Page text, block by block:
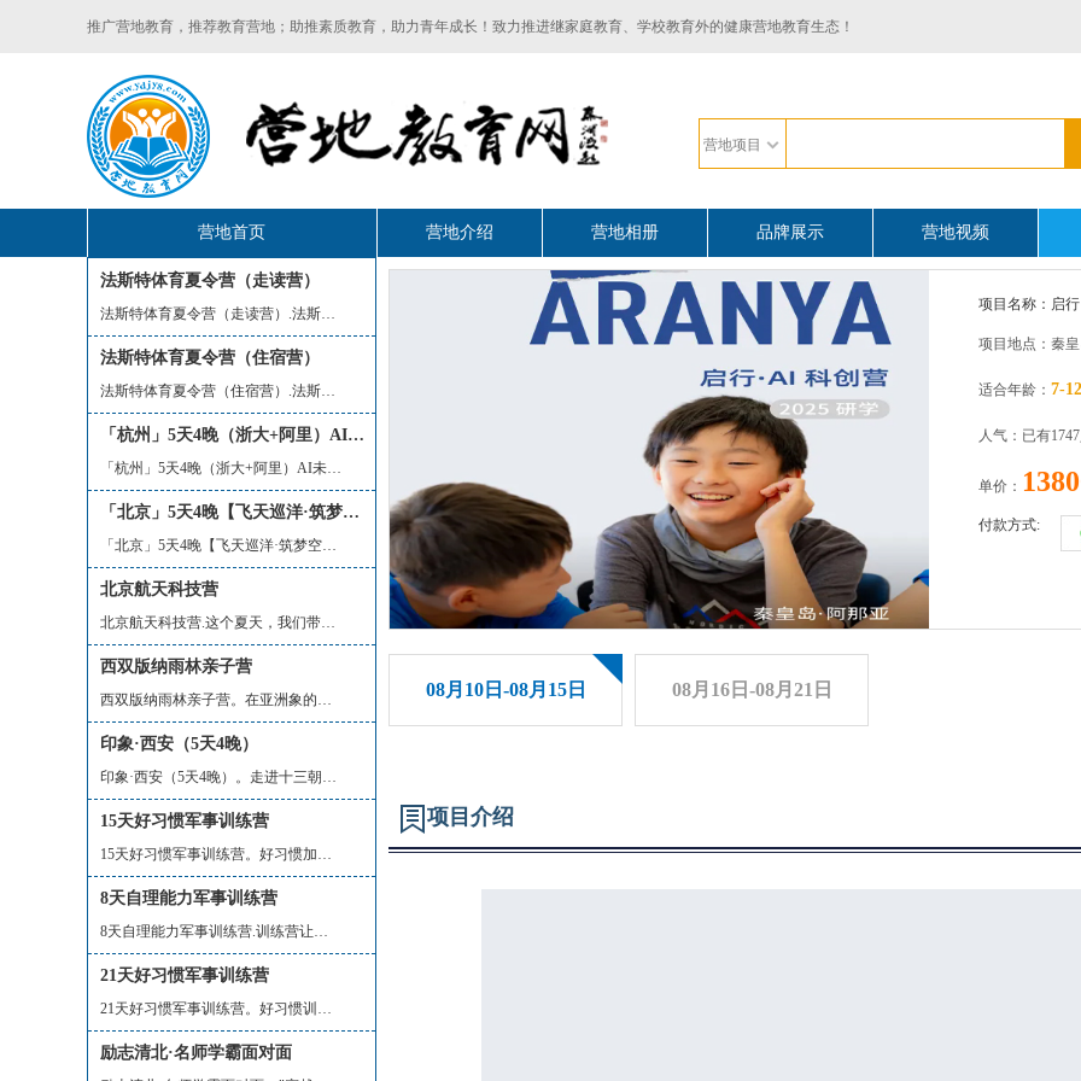
推广营地教育，推荐教育营地；助推素质教育，助力青年成长！致力推进继家庭教育、学校教育外的健康营地教育生态！
营地项目
营地首页 营地介绍 营地相册 品牌展示 营地视频
法斯特体育夏令营（走读营）
法斯特体育夏令营（走读营）.法斯特体育...
法斯特体育夏令营（住宿营）
法斯特体育夏令营（住宿营）.法斯特体育...
「杭州」5天4晚（浙大+阿里）AI未来科创领袖夏令营
「杭州」5天4晚（浙大+阿里）AI未来科创...
「北京」5天4晚【飞天巡洋·筑梦空天】 火爆招募！央视“火箭老师”手把手带您造火箭、探秘航天基地
「北京」5天4晚【飞天巡洋·筑梦空天】 ...
北京航天科技营
北京航天科技营.这个夏天，我们带孩子走...
西双版纳雨林亲子营
西双版纳雨林亲子营。在亚洲象的故乡，...
印象·西安（5天4晚）
印象·西安（5天4晚）。走进十三朝古都...
15天好习惯军事训练营
15天好习惯军事训练营。好习惯加上好方...
8天自理能力军事训练营
8天自理能力军事训练营.训练营让孩子学...
21天好习惯军事训练营
21天好习惯军事训练营。好习惯训练营，...
励志清北·名师学霸面对面
项目名称：启
项目地点：秦
适合年龄： 7-
人气：已有
单价：
付款方式:
08月10日-08月15日 08月16日-08月21日
项目介绍